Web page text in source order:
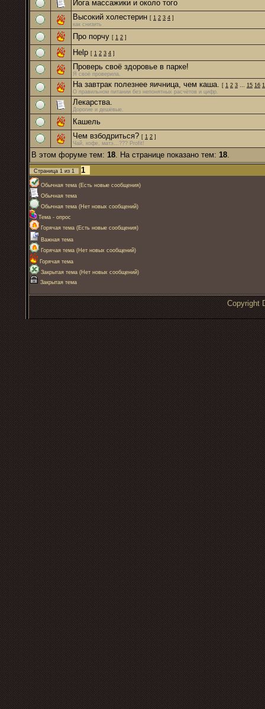
Йога массажики и около того
Высокий холестерин [ 1 2 3 4 ]
как снизить
Про порчу [ 1 2 ]
Help [ 1 2 3 4 ]
Проверь своё здоровье в парке!
Я своё проверила.
На завтрак полезнее яичница, чем каша. [ 1 2 3 … 15 16
О правильном питании без непонятных расчётов и цифр.
Лекарства.
Дорогие и дешёвые.
Кашель
Чем взбодриться? [ 1 2 ]
Чай, кофе, матэ...??? Profit!
В этом форуме тем: 18. На странице показано тем: 18.
Страница 1 из 1 1
Обычная тема (Есть новые сообщения)
Обычная тема
Обычная тема (Нет новых сообщений)
Тема - опрос
Горячая тема (Есть новые сообщения)
Важная тема
Горячая тема (Нет новых сообщений)
Горячая тема
Закрытая тема (Нет новых сообщений)
Закрытая тема
Copyright